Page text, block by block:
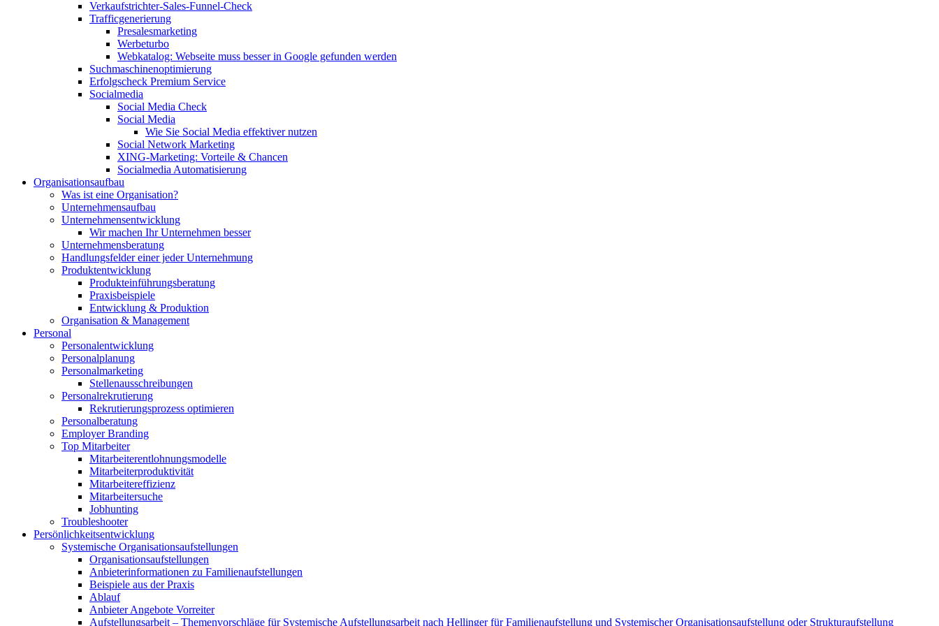
Verkaufstrichter-Sales-Funnel-Check
Trafficgenerierung
Presalesmarketing
Werbeturbo
Webkatalog: Webseite muss besser in Google gefunden werden
Suchmaschinenoptimierung
Erfolgscheck Premium Service
Socialmedia
Social Media Check
Social Media
Wie Sie Social Media effektiver nutzen
Social Network Marketing
XING-Marketing: Vorteile & Chancen
Socialmedia Automatisierung
Organisationsaufbau
Was ist eine Organisation?
Unternehmensaufbau
Unternehmensentwicklung
Wir machen Ihr Unternehmen besser
Unternehmensberatung
Handlungsfelder einer jeder Unternehmung
Produktentwicklung
Produkteinführungsberatung
Praxisbeispiele
Entwicklung & Produktion
Organisation & Management
Personal
Personalentwicklung
Personalplanung
Personalmarketing
Stellenausschreibungen
Personalrekrutierung
Rekrutierungsprozess optimieren
Personalberatung
Employer Branding
Top Mitarbeiter
Mitarbeiterentlohnungsmodelle
Mitarbeiterproduktivität
Mitarbeitereffizienz
Mitarbeitersuche
Jobhunting
Troubleshooter
Persönlichkeitsentwicklung
Systemische Organisationsaufstellungen
Organisationsaufstellungen
Anbieterinformationen zu Familienaufstellungen
Beispiele aus der Praxis
Ablauf
Anbieter Angebote Vorreiter
Aufstellungsarbeit – Themenvorschläge für Systemische Aufstellungsarbeit nach Hellinger für Familienaufstellung und Systemischer Organisationsaufstellung oder Strukturaufstellung